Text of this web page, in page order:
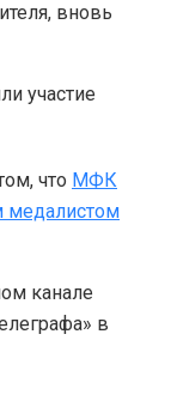
вновь
что МФК
медалистом
канале
в